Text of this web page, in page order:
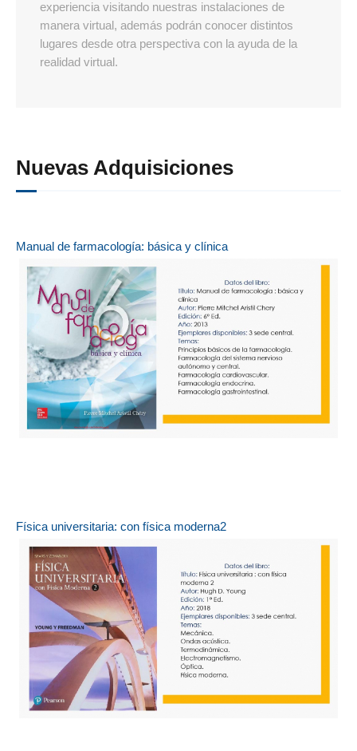
experiencia visitando nuestras instalaciones de
manera virtual, además podrán conocer distintos
lugares desde otra perspectiva con la ayuda de la
realidad virtual.
Nuevas Adquisiciones
Manual de farmacología: básica y clínica
Física universitaria: con física moderna2